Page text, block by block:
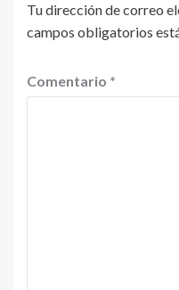
Tu dirección de correo
campos obligatorios
Comentario *